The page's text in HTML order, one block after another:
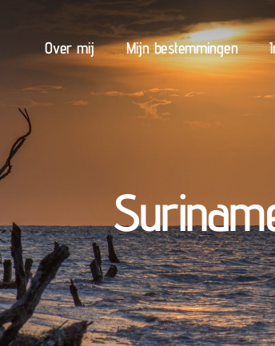
Over mij Mijn bestemmingen